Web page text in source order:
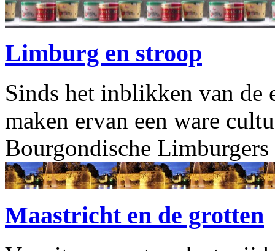
Limburg en stroop
Sinds het inblikken van de
maken ervan een ware
Bourgondische
Maastricht en de grotten